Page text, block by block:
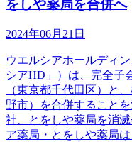
をしや薬局を合併へ
2024年06月21日
ウエルシアホールディ
シアHD」）は、完全子
（東京都千代田区）と
野市）を合併すること
社、とをしや薬局を消
ア薬局・とをしや薬局